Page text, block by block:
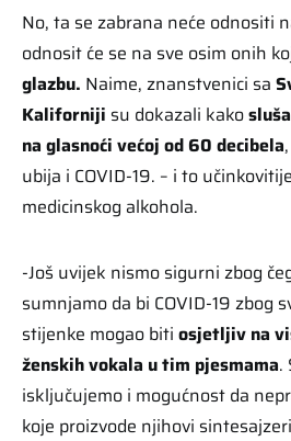
No, ta se zabrana neće odnositi
odnosit će se na sve osim onih
glazbu. Naime, znanstvenici sa
Kaliforniji su dokazali kako
na glasnoći većoj od 60 decibela
ubija i COVID-19. – i to
medicinskog alkohola.
-Još uvijek nismo sigurni zbog
sumnjamo da bi COVID-19 zbog
stijenke mogao biti osjetljiv na
ženskih vokala u tim pjesmama.
isključujemo i mogućnost da
koje proizvode njihovi